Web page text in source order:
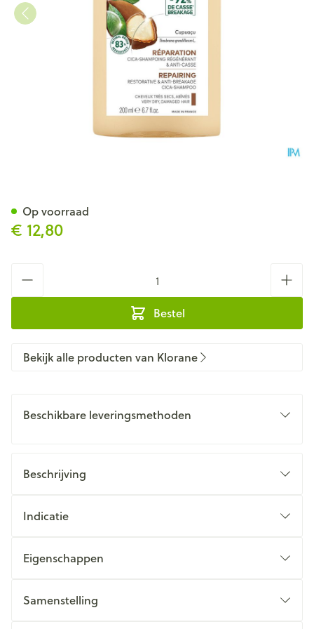
€ 12,80
Bestel
Op voorraad
Bekijk alle producten van Klorane
Beschikbare leveringsmethoden
Beschrijving
Indicatie
Eigenschappen
Samenstelling